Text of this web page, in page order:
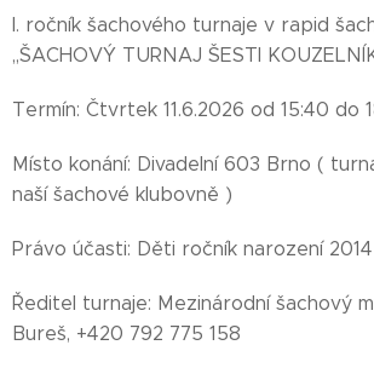
I. ročník šachového turnaje v rapid
,,ŠACHOVÝ TURNAJ ŠESTI
Termín: Čtvrtek 11.6.2026 od 15:40 do
Místo konání: Divadelní 603 Brno (
naší šachové klubovně )
Právo účasti: Děti ročník narození
Ředitel turnaje: Mezinárodní šachový
Bureš, +420 792 775 158